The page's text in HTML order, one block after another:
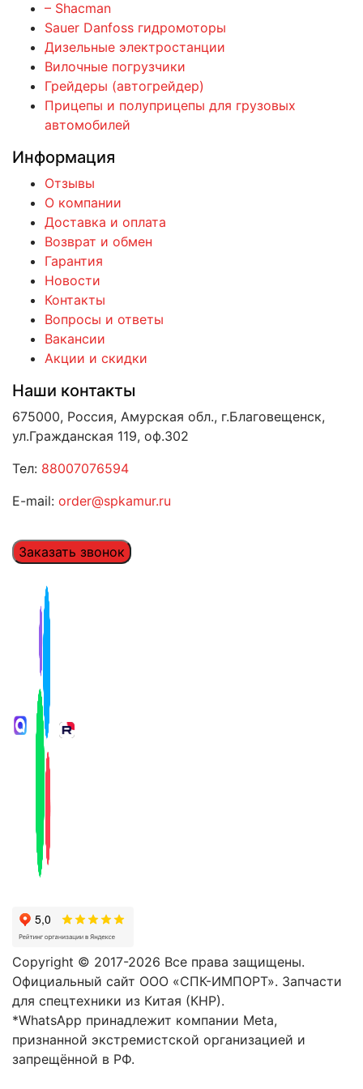
– Shacman
Sauer Danfoss гидромоторы
Дизельные электростанции
Вилочные погрузчики
Грейдеры (автогрейдер)
Прицепы и полуприцепы для грузовых
автомобилей
Информация
Отзывы
О компании
Доставка и оплата
Возврат и обмен
Гарантия
Новости
Контакты
Вопросы и ответы
Вакансии
Акции и скидки
Наши контакты
675000, Россия, Амурская обл., г.Благовещенск,
ул.Гражданская 119, оф.302
Тел: 88007076594
E-mail: order@spkamur.ru
Заказать звонок
Copyright © 2017-2026 Все права защищены.
Официальный сайт ООО «СПК-ИМПОРТ». Запчасти
для спецтехники из Китая (КНР).
*WhatsApp принадлежит компании Meta,
признанной экстремистской организацией и
запрещённой в РФ.